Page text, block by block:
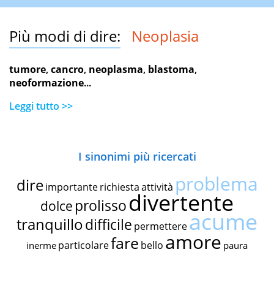
Più modi di dire: Neoplasia
tumore,cancro, neoplasma, blastoma,
neoformazione...
Leggi tutto >>
I sinonimi più ricercati
dire importante richiestaattività problema
dolce prolissodivertente
tranquillodifficile permettereacume
inerme particolarefare bello amore paura